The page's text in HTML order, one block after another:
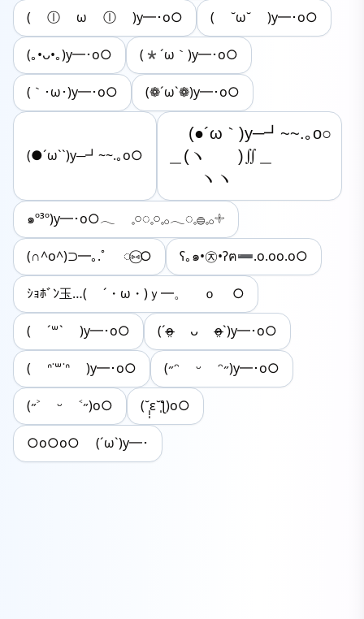
( ⓛ ω ⓛ )y━･o○ ( ˘ω˘ )y━･o○
(｡•ᴗ•｡)y━･o○ (*´ω｀)y━･o○
(｀･ω･)y━･o○ (❁´ω`❁)y━･o○
(●´ω``)y─┛~~.｡o○
(●´ω｀)y─┛~~.｡o○
＿(ヽ　　)∬＿
ヽヽ
๑º³º)y━･o○𓂃 𓈒𓏸◌𓈒𓏸𓈒𓂂𓂃◌𓈒𓐍𓈒𓂂𓇬
(∩^o^)⊃━｡.ﾟ ◌⑅⃝○ ʕ｡๑•㉨•ʔฅ➖.o.oo.o○
ｼｮﾎﾞﾝ玉…( ´・ω・)ｙ━。 ｏ ○
( ˊ꒳ˋ )y━･o○ (ˊo̴̶̷̤ ᴗ o̴̶̷̤ˋ)y━･o○
( ᐢ˙꒳​˙ᐢ )y━･o○ (˶ᵔ ᵕ ᵔ˶)y━･o○
(˶˃ ᵕ ˂˶)o○ (˘̩̩̩ε˘̩ƪ)o○
○o○o○ (´ω`)y━･